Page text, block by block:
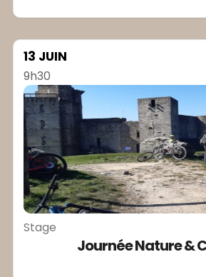
13 JUIN
9h30
Stage
Journée Nature &